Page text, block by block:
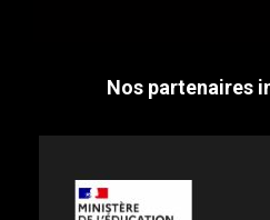
Nos partenaires